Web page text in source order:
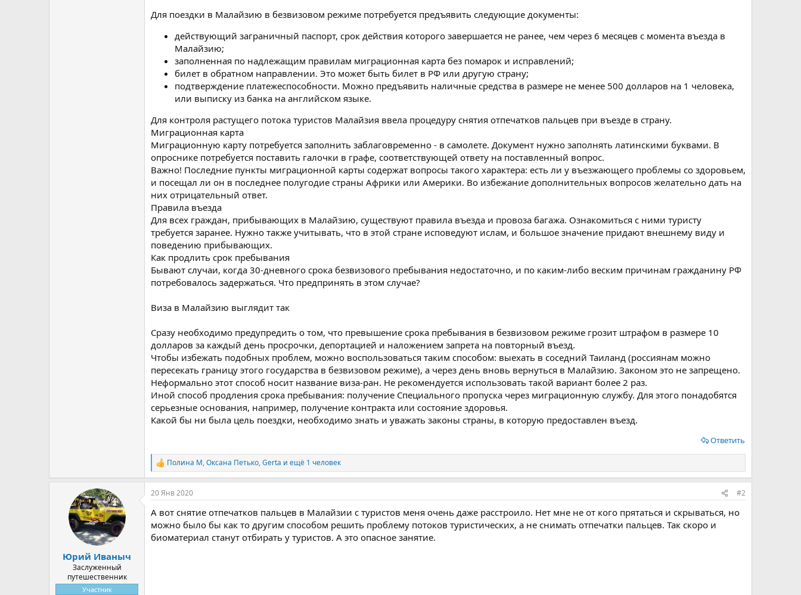
Для поездки в Малайзию в безвизовом режиме потребуется предъявить следующие документы:
действующий заграничный паспорт, срок действия которого завершается не ранее, чем через 6 месяцев с момента въезда в
Малайзию;
заполненная по надлежащим правилам миграционная карта без помарок и исправлений;
билет в обратном направлении. Это может быть билет в РФ или другую страну;
подтверждение платежеспособности. Можно предъявить наличные средства в размере не менее 500 долларов на 1 человека,
или выписку из банка на английском языке.
Для контроля растущего потока туристов Малайзия ввела процедуру снятия отпечатков пальцев при въезде в страну.
Миграционная карта
Миграционную карту потребуется заполнить заблаговременно - в самолете. Документ нужно заполнять латинскими буквами. В
опроснике потребуется поставить галочки в графе, соответствующей ответу на поставленный вопрос.
Важно! Последние пункты миграционной карты содержат вопросы такого характера: есть ли у въезжающего проблемы со здоровьем,
и посещал ли он в последнее полугодие страны Африки или Америки. Во избежание дополнительных вопросов желательно дать на
них отрицательный ответ.
Правила въезда
Для всех граждан, прибывающих в Малайзию, существуют правила въезда и провоза багажа. Ознакомиться с ними туристу
требуется заранее. Нужно также учитывать, что в этой стране исповедуют ислам, и большое значение придают внешнему виду и
поведению прибывающих.
Как продлить срок пребывания
Бывают случаи, когда 30-дневного срока безвизового пребывания недостаточно, и по каким-либо веским причинам гражданину РФ
потребовалось задержаться. Что предпринять в этом случае?
Виза в Малайзию выглядит так
Сразу необходимо предупредить о том, что превышение срока пребывания в безвизовом режиме грозит штрафом в размере 10
долларов за каждый день просрочки, депортацией и наложением запрета на повторный въезд.
Чтобы избежать подобных проблем, можно воспользоваться таким способом: выехать в соседний Таиланд (россиянам можно
пересекать границу этого государства в безвизовом режиме), а через день вновь вернуться в Малайзию. Законом это не запрещено.
Неформально этот способ носит название виза-ран. Не рекомендуется использовать такой вариант более 2 раз.
Иной способ продления срока пребывания: получение Специального пропуска через миграционную службу. Для этого понадобятся
серьезные основания, например, получение контракта или состояние здоровья.
Какой бы ни была цель поездки, необходимо знать и уважать законы страны, в которую предоставлен въезд.
Ответить
Р
е
а
к
и
и
:
Полина М,Оксана Петько,Gerta и ещё 1 человек
Юрий Иваныч
Заслуженный
путешественник
Участник
20 Янв 2020 #2
А вот снятие отпечатков пальцев в Малайзии с туристов меня очень даже расстроило. Нет мне не от кого прятаться и скрываться, но
можно было бы как то другим способом решить проблему потоков туристических, а не снимать отпечатки пальцев. Так скоро и
биоматериал станут отбирать у туристов. А это опасное занятие.